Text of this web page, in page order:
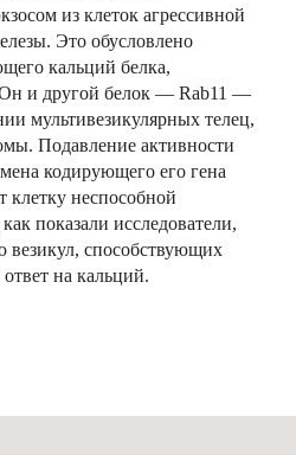
из клеток агрессивной
Это обусловлено
кальций белка,
и другой белок — Rab11 —
мультивезикулярных телец,
Подавление активности
кодирующего его гена
клетку неспособной
показали исследователи,
везикул, способствующих
на кальций.